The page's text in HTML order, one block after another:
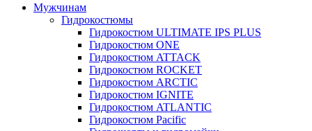
Мужчинам
Гидрокостюмы
Гидрокостюм ULTIMATE IPS PLUS
Гидрокостюм ONE
Гидрокостюм ATTACK
Гидрокостюм ROCKET
Гидрокостюм ARCTIC
Гидрокостюм IGNITE
Гидрокостюм ATLANTIC
Гидрокостюм Pacific